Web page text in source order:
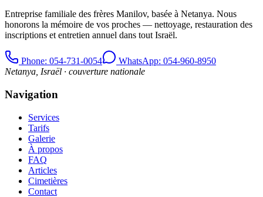
Entreprise familiale des frères Manilov, basée à Netanya. Nous
honorons la mémoire de vos proches — nettoyage, restauration des
inscriptions et entretien annuel dans tout Israël.
Phone: 054-731-0054
WhatsApp: 054-960-8950
Netanya, Israël · couverture nationale
Navigation
Services
Tarifs
Galerie
À propos
FAQ
Articles
Cimetières
Contact